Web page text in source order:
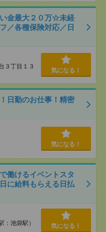
金最大２０万☆未経
／各種保険対応／日
３丁目１３
気になる！
日勤のお仕事！精密
気になる！
働けるイベントスタ
に給料もらえる日払
：池袋駅） 気になる！